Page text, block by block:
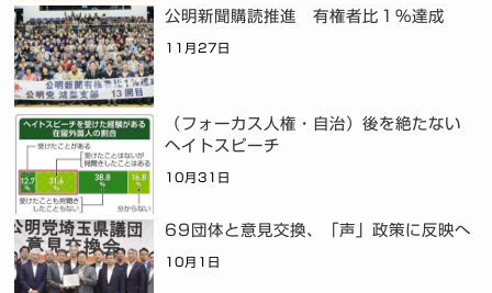
公明新聞購読推進 有権者比１％達成
11月27日
（フォーカス人権・自治）後を絶たない
ヘイトスピーチ
10月31日
69団体と意見交換、「声」政策に反映へ
10月1日